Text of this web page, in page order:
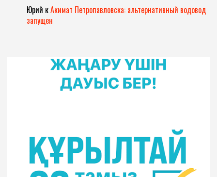
Юрий кАкимат Петропавловска: альтернативный водовод
запущен